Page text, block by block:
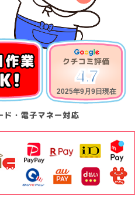
4.7
2025年9月9日現在